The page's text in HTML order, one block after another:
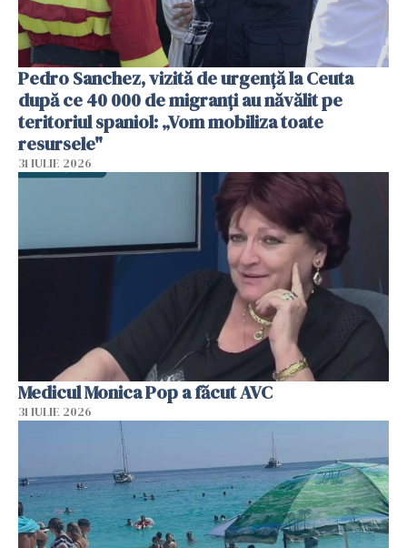
Pedro Sanchez, vizită de urgență la Ceuta
după ce 40 000 de migranți au năvălit pe
teritoriul spaniol: „Vom mobiliza toate
resursele"
31 IULIE 2026
Medicul Monica Pop a făcut AVC
31 IULIE 2026